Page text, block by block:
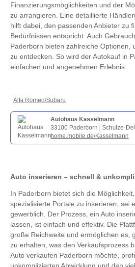
Finanzierungsmöglichkeiten und der
zu arrangieren. Eine detaillierte
hilft dabei, den passenden Anbieter zu
Bedürfnissen entspricht. Auch
Paderborn bieten zahlreiche Optionen,
zu entdecken. So wird der Autokauf in
einfachen und angenehmen Erlebnis.
Alfa Romeo/Subaru
Autohaus Kasselmann
33100 Paderborn | Schulze-
home.mobile.de/Kasselmann
Auto inserieren – schnell &
In Paderborn bietet sich die
spezialisierte Portale zu inserieren, sei
gewerblich. Der Prozess, ein Auto
lassen, ist einfach und effektiv. Die
große Reichweite und ermöglichen es,
zu erhalten, was den Verkaufsprozess
Auto verkaufen Paderborn möchte,